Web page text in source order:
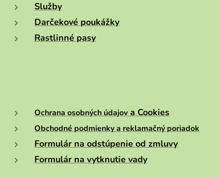
Služby
Darčekové poukážky
Rastlinné pasy
Ochrana osobných údajov a Cookies
Obchodné podmienky a reklamačný poriadok
Formulár na odstúpenie od zmluvy
Formulár na vytknutie vady